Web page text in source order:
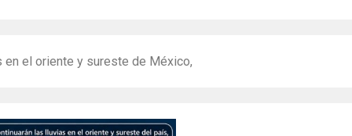
el oriente y sureste de México,